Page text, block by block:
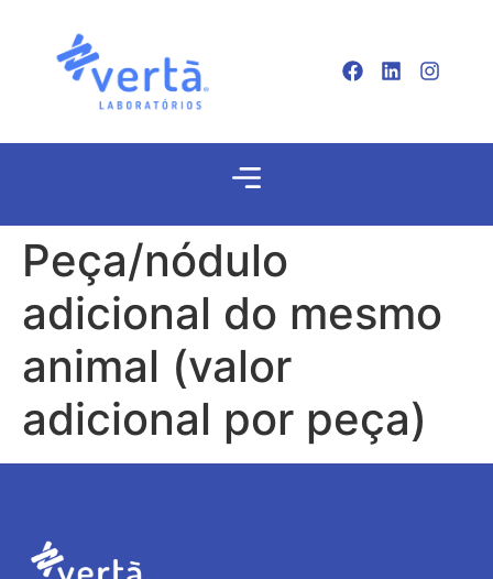
Peça/nódulo
adicional do mesmo
animal (valor
adicional por peça)